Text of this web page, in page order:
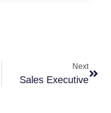
Next
Sales Executive